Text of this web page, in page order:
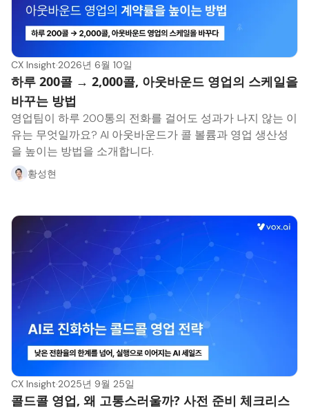
CX Insight·2026년 6월 10일
하루 200콜 → 2,000콜, 아웃바운드 영업의 스케일을
바꾸는 방법
영업팀이 하루 200통의 전화를 걸어도 성과가 나지 않는 이
유는 무엇일까요? AI 아웃바운드가 콜 볼륨과 영업 생산성
을 높이는 방법을 소개합니다.
황성현
CX Insight·2025년 9월 25일
콜드콜 영업, 왜 고통스러울까? 사전 준비 체크리스